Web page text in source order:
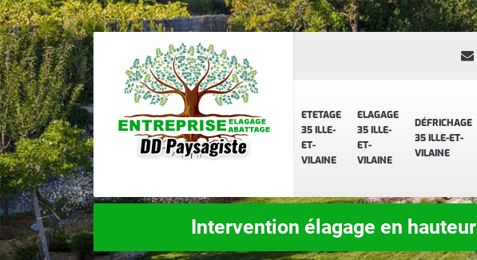
ETETAGE
35 ILLE-
ET-
VILAINE
ELAGAGE
35 ILLE-
ET-
VILAINE
DÉFRICHAGE
35 ILLE-ET-
VILAINE
Intervention élagage en hauteur